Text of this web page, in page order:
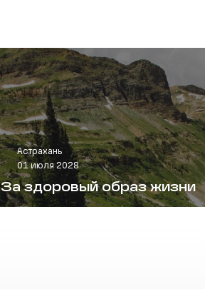
Астрахань
01 июля 2028
За здоровый образ жизни